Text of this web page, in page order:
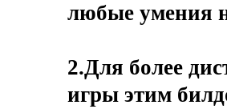
любые умения
2.Для более
игры этим